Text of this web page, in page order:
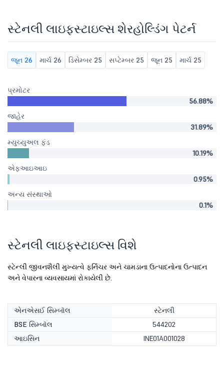
સ્ટેનલી લાઇફસ્ટાઇલ્સ શેરહોલ્ડિંગ પેટર્ન
જૂન 26 માર્ચ 26 ડિસેમ્બર 25 સપ્ટેમ્બર 25 જૂન 25 માર્ચ 25
પ્રમોટર
56.88%
જાહેર
31.89%
મ્યુચ્યુઅલ ફંડ
10.19%
એફઆઇઆઇ
0.95%
અન્ય સંસ્થાઓ
0.1%
સ્ટેનલી લાઇફસ્ટાઇલ્સ વિશે
સ્ટેન્લી જીવનશૈલી મુખ્યત્વે ફર્નિચર અને ચામડાના ઉત્પાદનોના ઉત્પાદન
અને વેપારના વ્યવસાયમાં રોકાયેલી છે.
એનએસઈ સિમ્બૉલ
સ્ટેનલી
BSE સિમ્બૉલ
544202
આઇસિન
INE01A001028